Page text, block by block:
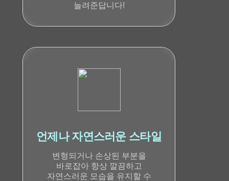
늘려준답니다!
언제나 자연스러운 스타일
변형되거나 손상된 부분을
바로잡아 항상 깔끔하고
자연스러운 모습을 유지할 수